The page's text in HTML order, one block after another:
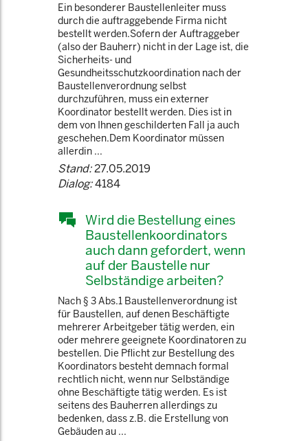
Ein besonderer Baustellenleiter muss
durch die auftraggebende Firma nicht
bestellt werden.Sofern der Auftraggeber
(also der Bauherr) nicht in der Lage ist, die
Sicherheits- und
Gesundheitsschutzkoordination nach der
Baustellenverordnung selbst
durchzuführen, muss ein externer
Koordinator bestellt werden. Dies ist in
dem von Ihnen geschilderten Fall ja auch
geschehen.Dem Koordinator müssen
allerdin ...
Stand:27.05.2019
Dialog:4184
Wird die Bestellung eines
Baustellenkoordinators
auch dann gefordert, wenn
auf der Baustelle nur
Selbständige arbeiten?
Nach § 3 Abs.1 Baustellenverordnung ist
für Baustellen, auf denen Beschäftigte
mehrerer Arbeitgeber tätig werden, ein
oder mehrere geeignete Koordinatoren zu
bestellen. Die Pflicht zur Bestellung des
Koordinators besteht demnach formal
rechtlich nicht, wenn nur Selbständige
ohne Beschäftigte tätig werden. Es ist
seitens des Bauherren allerdings zu
bedenken, dass z.B. die Erstellung von
Gebäuden au ...